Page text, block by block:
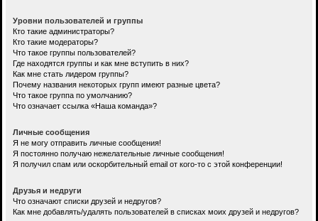
Уровни пользователей и группы
Кто такие администраторы?
Кто такие модераторы?
Что такое группы пользователей?
Где находятся группы и как мне вступить в них?
Как мне стать лидером группы?
Почему названия некоторых групп имеют разные цвета?
Что такое группа по умолчанию?
Что означает ссылка «Наша команда»?
Личные сообщения
Я не могу отправить личные сообщения!
Я постоянно получаю нежелательные личные сообщения!
Я получил спам или оскорбительный email от кого-то с этой конференции!
Друзья и недруги
Что означают списки друзей и недругов?
Как мне добавлять/удалять пользователей в списках моих друзей и недругов?